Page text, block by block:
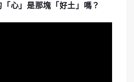
心」是那塊「好土」嗎？